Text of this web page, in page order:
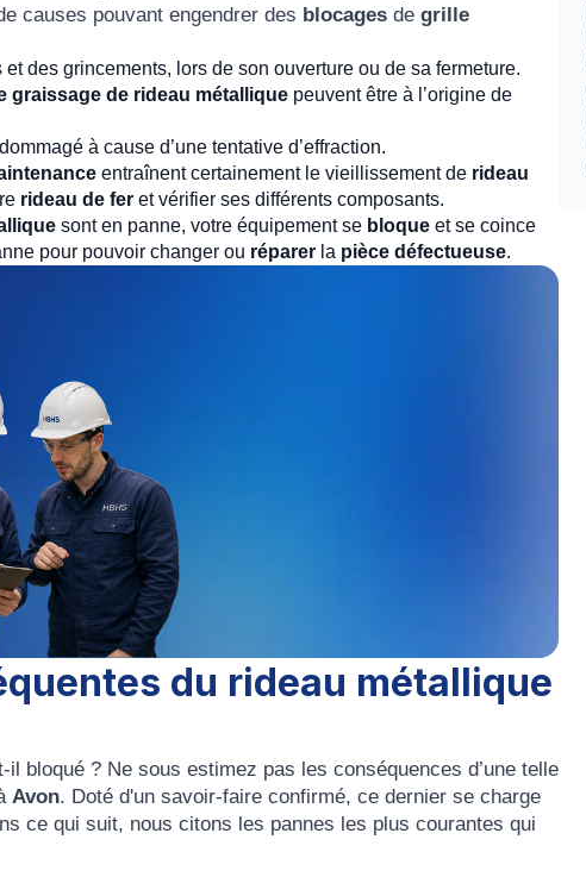
causes pouvant engendrer des blocages de grille
et des grincements, lors de son ouverture ou de sa fermeture.
graissage de rideau métallique peuvent être à l’origine de
à cause d’une tentative d’effraction.
entraînent certainement le vieillissement de rideau
rideau de fer et vérifier ses différents composants.
sont en panne, votre équipement se bloque et se coince
pour pouvoir changer ou réparer la pièce défectueuse.
du rideau métallique
bloqué ? Ne sous estimez pas les conséquences d’une telle
Avon. Doté d'un savoir-faire confirmé, ce dernier se charge
ce qui suit, nous citons les pannes les plus courantes qui